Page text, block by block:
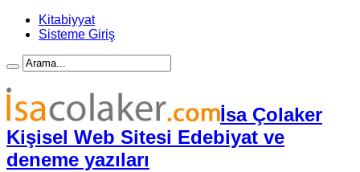
Kitabiyyat
Sisteme Giriş
İsa Çolaker
Kişisel Web Sitesi Edebiyat ve
deneme yazıları